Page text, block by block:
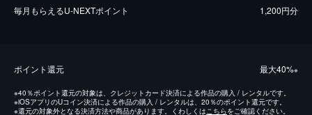
毎⽉もらえるU-NEXTポイント 1,200円分
ポイント還元 最⼤40%※
※40％ポイント還元の対象は、クレジットカード決済による作品の購入 / レンタルです。
※iOSアプリのUコイン決済による作品の購入 / レンタルは、20％のポイント還元です。
※還元の対象外となる決済方法や商品があります。くわしくはこちらをご確認ください。